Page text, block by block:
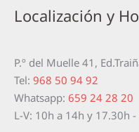
Localización y
P.º del Muelle 41,
Tel: 968 50 94 92
Whatsapp: 659 24 28 20
L-V: 10h a 14h y 17.30h